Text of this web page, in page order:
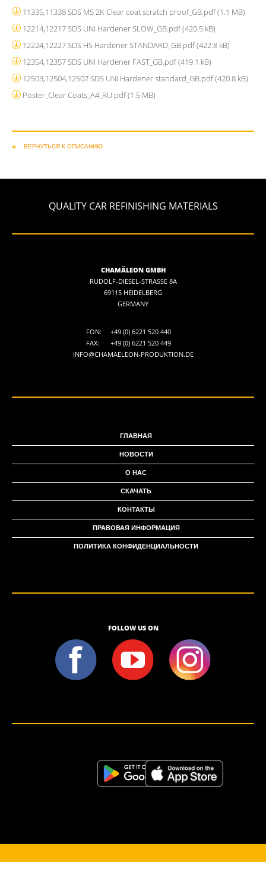
11335,11338 SDS MS 2K Clear coat scratch proof_GB.pdf(1.1 MB)
12214,12217 SDS UNI Hardener SLOW_GB.pdf(420.5 kB)
12224,12227 SDS HS Hardener STANDARD_GB.pdf(422.8 kB)
12354,12357 SDS UNI Hardener FAST_GB.pdf(419.1 kB)
12503,12504,12507 SDS UNI Hardener standard_GB.pdf(420.8 kB)
Poster_Clear Coats_A4_RU.pdf(1.5 MB)
ВЕРНУТЬСЯ К ОПИСАНИЮ
QUALITY CAR REFINISHING MATERIALS
CHAMÄLEON GMBH
RUDOLF-DIESEL-STRASSE 8A
69115 HEIDELBERG
GERMANY
FON:
+49 (0) 6221 520 440
FAX:
+49 (0) 6221 520 449
INFO@CHAMAELEON-PRODUKTION.DE
ГЛАВНАЯ
НОВОСТИ
О НАС
СКАЧАТЬ
КОНТАКТЫ
ПРАВОВАЯ ИНФОРМАЦИЯ
ПОЛИТИКА КОНФИДЕНЦИАЛЬНОСТИ
FOLLOW US ON